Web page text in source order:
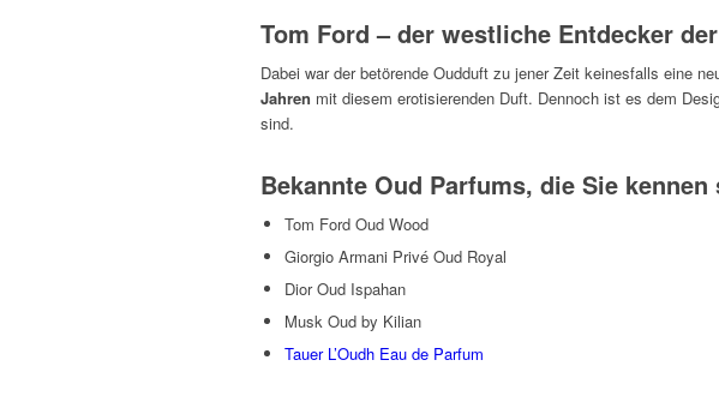
Tom Ford – der westliche Entdecker
Dabei war der betörende Oudduft zu jener Zeit keinesfalls eine
Jahren mit diesem erotisierenden Duft. Dennoch ist es dem
sind.
Bekannte Oud Parfums, die Sie kennen
Tom Ford Oud Wood
Giorgio Armani Privé Oud Royal
Dior Oud Ispahan
Musk Oud by Kilian
Tauer L’Oudh Eau de Parfum